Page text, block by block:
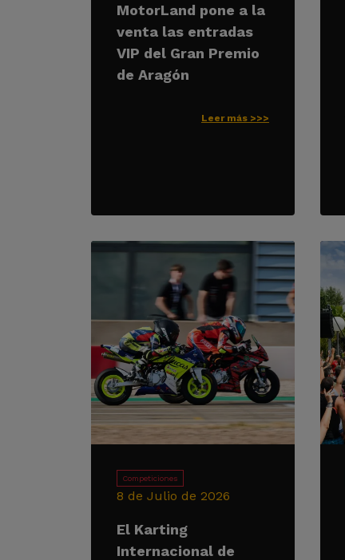
MotorLand pone a la
venta las entradas
VIP del Gran Premio
de Aragón
Leer más >>>
Competiciones
8 de Julio de 2026
El Karting
Internacional de